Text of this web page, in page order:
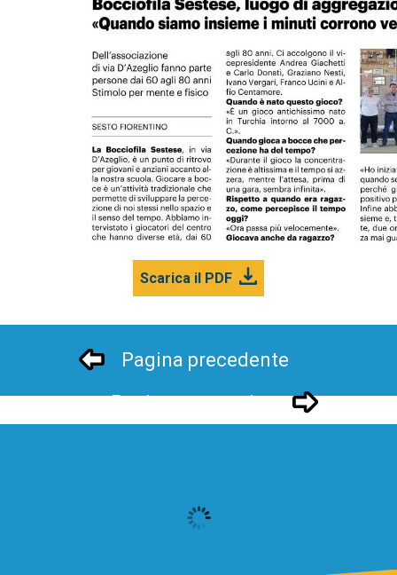
Scarica il PDF
Pagina precedente
Pagina successivo